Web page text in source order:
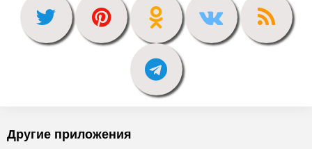
Другие приложения